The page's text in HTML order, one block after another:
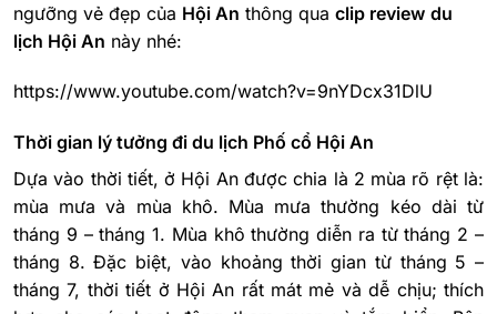
ngưỡng vẻ đẹp của Hội An thông qua clip review du
lịch Hội An này nhé:
https://www.youtube.com/watch?v=9nYDcx31DlU
Thời gian lý tưởng đi du lịch Phố cổ Hội An
Dựa vào thời tiết, ở Hội An được chia là 2 mùa rõ rệt là:
mùa mưa và mùa khô. Mùa mưa thường kéo dài từ
tháng 9 – tháng 1. Mùa khô thường diễn ra từ tháng 2 –
tháng 8.Đặc biệt, vào khoảng thời gian từ tháng 5 –
tháng 7, thời tiết ở Hội An rất mát mẻ và dễ chịu; thích